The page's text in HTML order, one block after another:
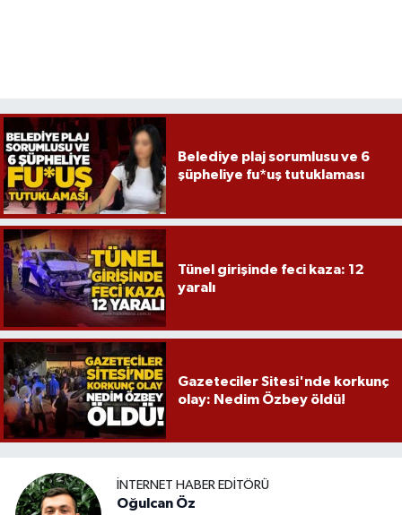
Belediye plaj sorumlusu ve 6
şüpheliye fu*uş tutuklaması
Tünel girişinde feci kaza: 12
yaralı
Gazeteciler Sitesi'nde korkunç
olay: Nedim Özbey öldü!
İNTERNET HABER EDITÖRÜ
Oğulcan Öz